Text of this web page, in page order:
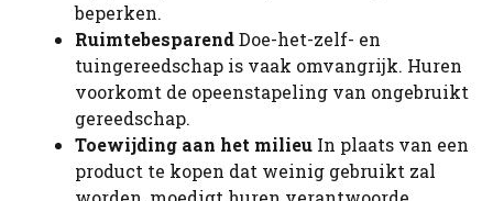
beperken.
RuimtebesparendDoe-het-zelf- en
tuingereedschap is vaak omvangrijk. Huren
voorkomt de opeenstapeling van ongebruikt
gereedschap.
Toewijding aan het milieu In plaats van een
product te kopen dat weinig gebruikt zal